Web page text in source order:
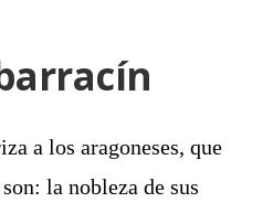
a los aragoneses, que
la nobleza de sus